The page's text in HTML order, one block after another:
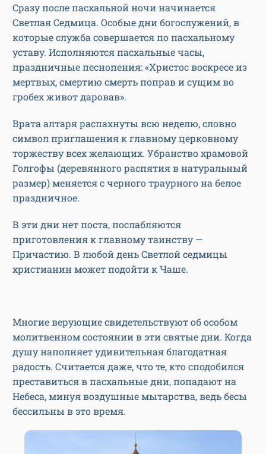
Сразу после пасхальной ночи начинается
Светлая Седмица. Особые дни богослужений, в
которые служба совершается по пасхальному
уставу. Исполняются пасхальные часы,
праздничные песнопения: «Христос воскресе из
мертвых, смертию смерть поправ и сущим во
гробех живот даровав».
Врата алтаря распахнуты всю неделю, словно
символ приглашения к главному церковному
торжеству всех желающих. Убранство храмовой
Голгофы (деревянного распятия в натуральный
размер) меняется с черного траурного на белое
праздничное.
В эти дни нет поста, послабляются
приготовления к главному таинству —
Причастию. В любой день Светлой седмицы
христианин может подойти к Чаше.
Многие верующие свидетельствуют об особом
молитвенном состоянии в эти святые дни. Когда
душу наполняет удивительная благодатная
радость. Считается даже, что те, кто сподобился
преставиться в пасхальные дни, попадают на
Небеса, минуя воздушные мытарства, ведь бесы
бессильны в это время.